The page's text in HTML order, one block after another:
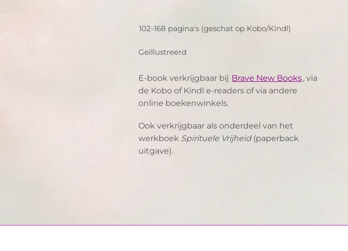
102-168 pagina's (geschat op Kobo/Kindl)
Geïllustreerd
E-book verkrijgbaar bij Brave New Books, via
de Kobo of Kindl e-readers of via andere
online boekenwinkels.
Ook verkrijgbaar als onderdeel van het
werkboek Spirituele Vrijheid(paperback
uitgave).